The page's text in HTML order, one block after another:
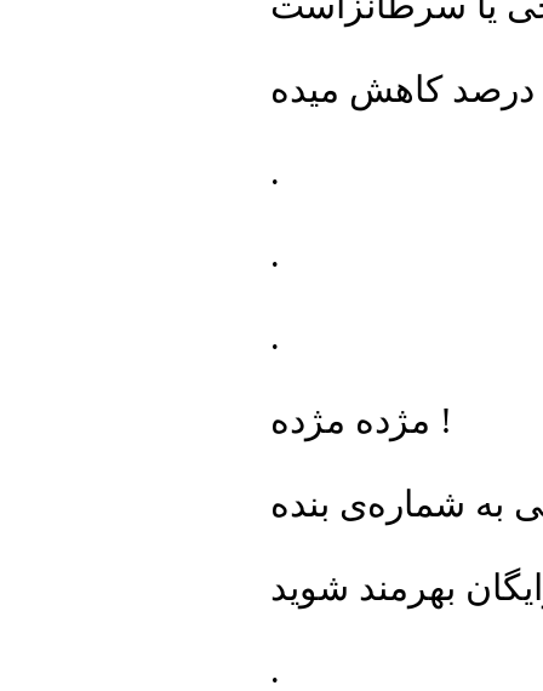
.
.
.
مژده مژده !
به شماره‌ی بنده
.